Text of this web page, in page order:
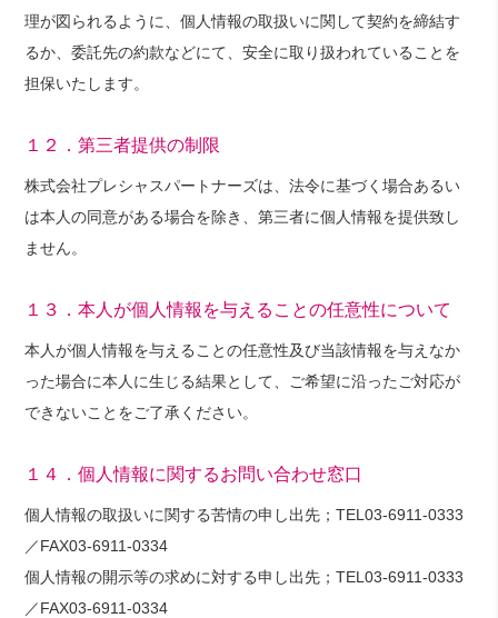
理が図られるように、個人情報の取扱いに関して契約を締結す
るか、委託先の約款などにて、安全に取り扱われていることを
担保いたします。
１２．第三者提供の制限
株式会社プレシャスパートナーズは、法令に基づく場合あるい
は本人の同意がある場合を除き、第三者に個人情報を提供致し
ません。
１３．本人が個人情報を与えることの任意性について
本人が個人情報を与えることの任意性及び当該情報を与えなか
った場合に本人に生じる結果として、ご希望に沿ったご対応が
できないことをご了承ください。
１４．個人情報に関するお問い合わせ窓口
個人情報の取扱いに関する苦情の申し出先；TEL03-6911-0333
／FAX03-6911-0334
個人情報の開示等の求めに対する申し出先；TEL03-6911-0333
／FAX03-6911-0334